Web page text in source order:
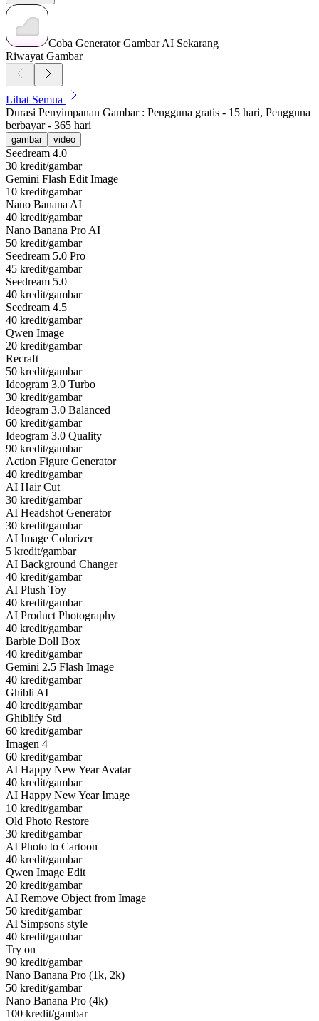
Coba Generator Gambar AI Sekarang
Riwayat Gambar
Lihat Semua
Durasi Penyimpanan Gambar : Pengguna gratis - 15 hari, Pengguna
berbayar - 365 hari
gambar video
Seedream 4.0
30 kredit/gambar
Gemini Flash Edit Image
10 kredit/gambar
Nano Banana AI
40 kredit/gambar
Nano Banana Pro AI
50 kredit/gambar
Seedream 5.0 Pro
45 kredit/gambar
Seedream 5.0
40 kredit/gambar
Seedream 4.5
40 kredit/gambar
Qwen Image
20 kredit/gambar
Recraft
50 kredit/gambar
Ideogram 3.0 Turbo
30 kredit/gambar
Ideogram 3.0 Balanced
60 kredit/gambar
Ideogram 3.0 Quality
90 kredit/gambar
Action Figure Generator
40 kredit/gambar
AI Hair Cut
30 kredit/gambar
AI Headshot Generator
30 kredit/gambar
AI Image Colorizer
5 kredit/gambar
AI Background Changer
40 kredit/gambar
AI Plush Toy
40 kredit/gambar
AI Product Photography
40 kredit/gambar
Barbie Doll Box
40 kredit/gambar
Gemini 2.5 Flash Image
40 kredit/gambar
Ghibli AI
40 kredit/gambar
Ghiblify Std
60 kredit/gambar
Imagen 4
60 kredit/gambar
AI Happy New Year Avatar
40 kredit/gambar
AI Happy New Year Image
10 kredit/gambar
Old Photo Restore
30 kredit/gambar
AI Photo to Cartoon
40 kredit/gambar
Qwen Image Edit
20 kredit/gambar
AI Remove Object from Image
50 kredit/gambar
AI Simpsons style
40 kredit/gambar
Try on
90 kredit/gambar
Nano Banana Pro (1k, 2k)
50 kredit/gambar
Nano Banana Pro (4k)
100 kredit/gambar